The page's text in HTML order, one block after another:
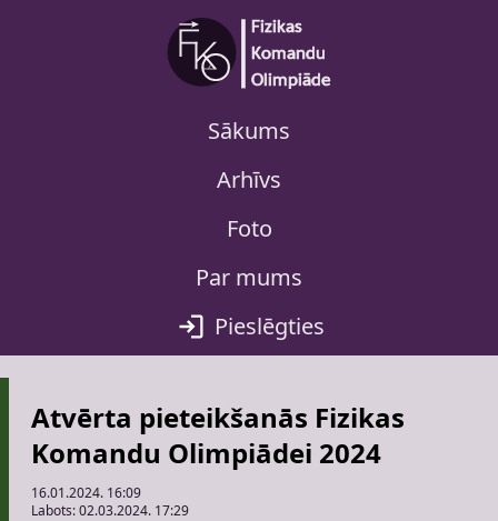
Sākums
Arhīvs
Foto
Par mums
Pieslēgties
Atvērta pieteikšanās Fizikas
Komandu Olimpiādei 2024
16.01.2024. 16:09
Labots:02.03.2024. 17:29